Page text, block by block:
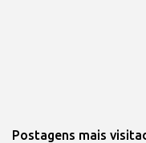
Postagens mais